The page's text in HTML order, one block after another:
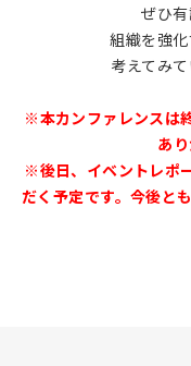
ぜひ有
組織を強
考えてみ
※本カンファレンスは
あ
※後日、イベントレポ
だく予定です。今後と